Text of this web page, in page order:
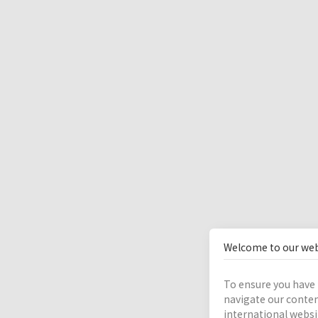
Welcome to our
To ensure you
navigate our
international